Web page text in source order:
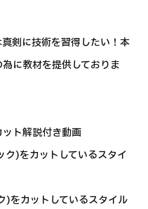
剣に技術を習得したい！本
に教材を提供しておりま
ト解説付き動画
)をカットしているスタイ
をカットしているスタイル